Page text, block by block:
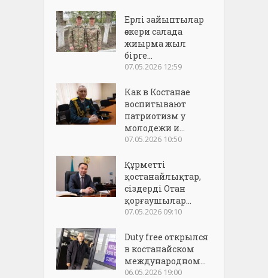
Ерлі зайыптылар
әскери салада
жиырма жыл
бірге...
07.05.2026 12:59
Как в Костанае
воспитывают
патриотизм у
молодежи и...
07.05.2026 10:50
Құрметті
қостанайлықтар,
сіздерді Отан
қорғаушылар...
07.05.2026 09:10
Duty free открылся
в костанайском
международном...
06.05.2026 19:00